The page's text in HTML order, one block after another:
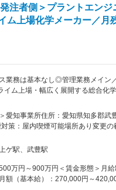
での勤務時間はないため、日をま
。
験者採用紹介
contents/career/recruit2/aichi/
により将来的に品質・設計部署な
ます
：
宙まで』をキャッチフレーズに掲
性化学メーカーです。
社の定める業務
口の取り纏め/計画立案/予算統制等
、年次損益計算
算棚卸立会
算統制、予実管理
、税務調査対応
ーポレーション採用、イノアックス
イクロセルポリマーシート「
算
度計画含む）、実績管理、予算統
、請求書支払管理、資金管理
理士対応）
ャリアを積んだ後は、同社経理部
発注者側＞プラントエン
ム上場化学メーカー／月
ス業務は基本なし◎管理業務メイン
イム上場・幅広く展開する総合化学
ントの電気系設備において、設備
の補修依頼、管理業務を担当いた
実施、工事、安全、予算等の管理
商社等の協力会社と共に課題解決
・完成・試運転・工事精算までの
愛知事業所住所：愛知県知多郡武
策：屋内喫煙可能場所あり変更の
モートワーク含む）
ゲ駅、武豊駅
万円～900万円＜賃金形態＞月
額（基本給）：270,000円～